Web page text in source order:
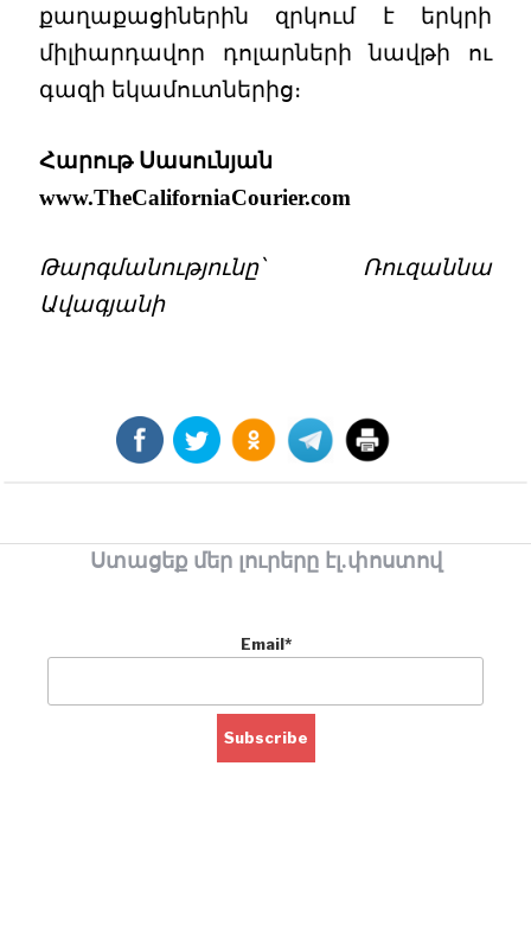
քաղաքացիներին զրկում է երկրի
միլիարդավոր դոլարների նավթի ու
գազի եկամուտներից։
Հարութ Սասունյան
www.TheCaliforniaCourier.com
Թարգմանությունը՝ Ռուզաննա
Ավագյանի
Ստացեք մեր լուրերը էլ.փոստով
Email*